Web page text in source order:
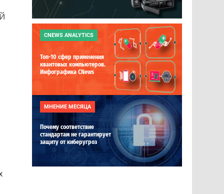
CNEWS ANALYTICS
Топ-10 сфер применения
квантовых компьютеров.
Инфографика CNews
МНЕНИЕ МЕСЯЦА
Почему соответствие
стандартам не гарантирует
защиту от киберугроз